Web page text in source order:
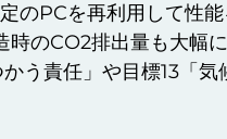
のPCを再利用して性
時のCO2排出量も大幅
う責任」や目標13「